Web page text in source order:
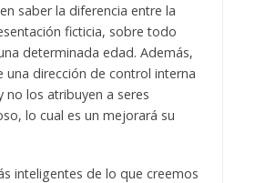
saber la diferencia entre la
ficticia, sobre todo
determinada edad. Además,
una dirección de control interna
no los atribuyen a seres
lo cual es un mejorará su
inteligentes de lo que creemos